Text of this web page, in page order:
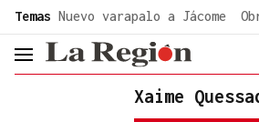
Temas Nuevo varapalo a Jácome
header.menu.open
Xaime